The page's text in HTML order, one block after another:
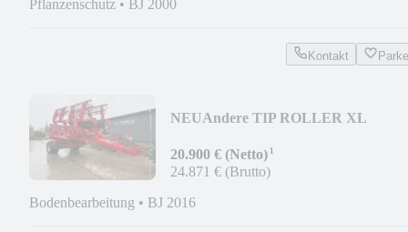
Pflanzenschutz • BJ 2000
Kontakt
NEUAndere TIP ROLLER XL
20.900 € (Netto)¹
24.871 € (Brutto)
Bodenbearbeitung • BJ 2016